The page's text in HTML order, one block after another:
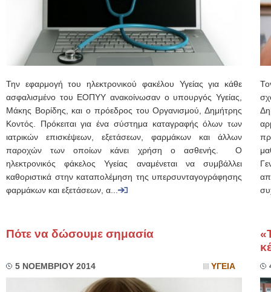
Την εφαρμογή του ηλεκτρονικού φακέλου Υγείας για κάθε
ασφαλισμένο του ΕΟΠΥΥ ανακοίνωσαν ο υπουργός Υγείας,
Μάκης Βορίδης, και ο πρόεδρος του Οργανισμού, Δημήτρης
Κοντός. Πρόκειται για ένα σύστημα καταγραφής όλων των
ιατρικών επισκέψεων, εξετάσεων, φαρμάκων και άλλων
παροχών των οποίων κάνει χρήση ο ασθενής. Ο
ηλεκτρονικός φάκελος Υγείας αναμένεται να συμβάλλει
καθοριστικά στην καταπολέμηση της υπερσυνταγογράφησης
φαρμάκων και εξετάσεων, α...
Πότε να δώσουμε σημασία
5 ΝΟΕΜΒΡΙΟΥ 2014 ΥΓΕΙΑ